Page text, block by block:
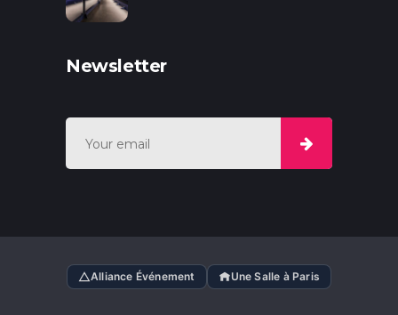
Newsletter
Alliance Événement Une Salle à Paris